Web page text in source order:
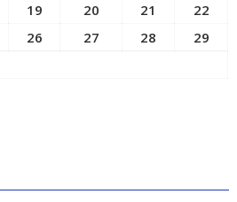
19 20 21
22
26 27 28
29